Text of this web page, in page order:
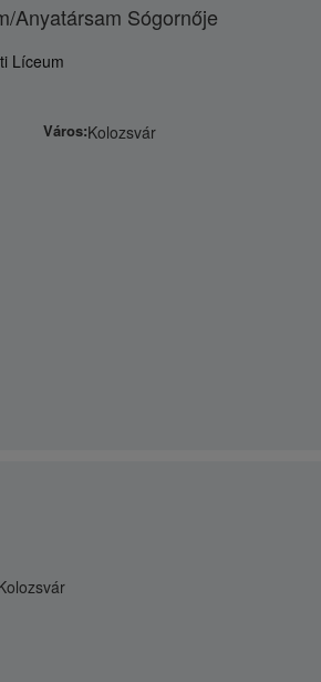
Anyatársam Sógornője
Líceum
Város:Kolozsvár